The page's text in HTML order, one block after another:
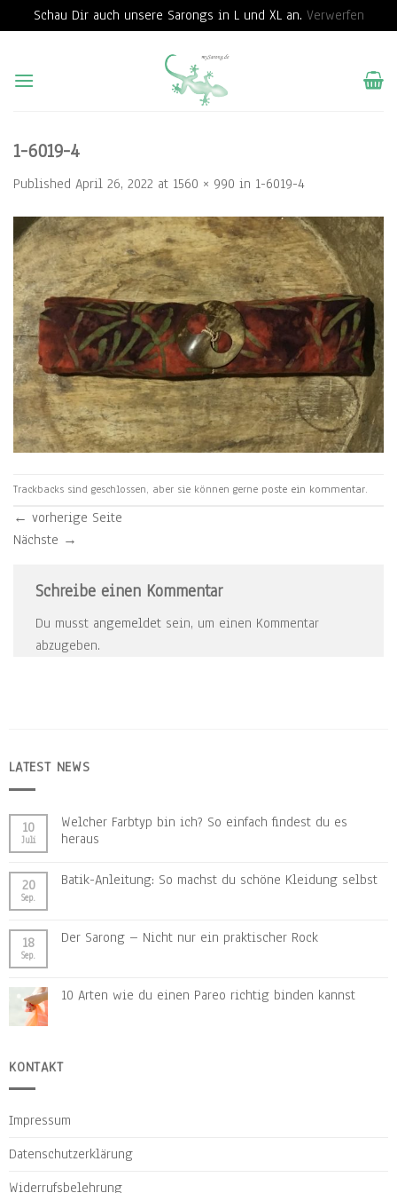
Schau Dir auch unsere Sarongs in L und XL an. Verwerfen
content
1-6019-4
Published April 26, 2022 at 1560 × 990 in 1-6019-4
Trackbacks sind geschlossen, aber sie können gerne poste ein kommentar.
← vorherige Seite
Nächste →
Schreibe einen Kommentar
Du musst angemeldet sein, um einen Kommentar
abzugeben.
LATEST NEWS
10
Juli
Welcher Farbtyp bin ich? So einfach findest du es
heraus
20
Sep.
Batik-Anleitung: So machst du schöne Kleidung selbst
18
Sep.
Der Sarong – Nicht nur ein praktischer Rock
10 Arten wie du einen Pareo richtig binden kannst
KONTAKT
Impressum
Datenschutzerklärung
Widerrufsbelehrung